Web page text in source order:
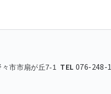
市市扇が丘7-1 TEL 076-248-